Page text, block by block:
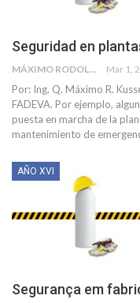
Seguridad en
MÁXIMO RODOLFO KUSSELEWSKI Mar 1,
Por: Ing. Q. Máximo R.
FADEVA. Por ejemplo,
puesta en marcha de la
mantenimiento de
AÑO XVI
Segurança em